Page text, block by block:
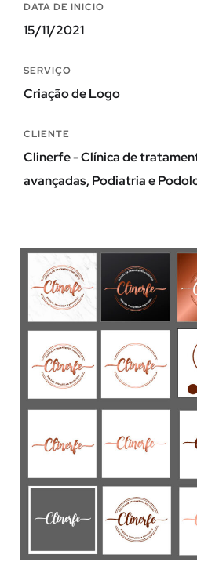
DATA DE INICIO
15/11/2021
SERVIÇO
Criação de Logo
CLIENTE
Clinerfe - Clínica de
avançadas, Podiatria e